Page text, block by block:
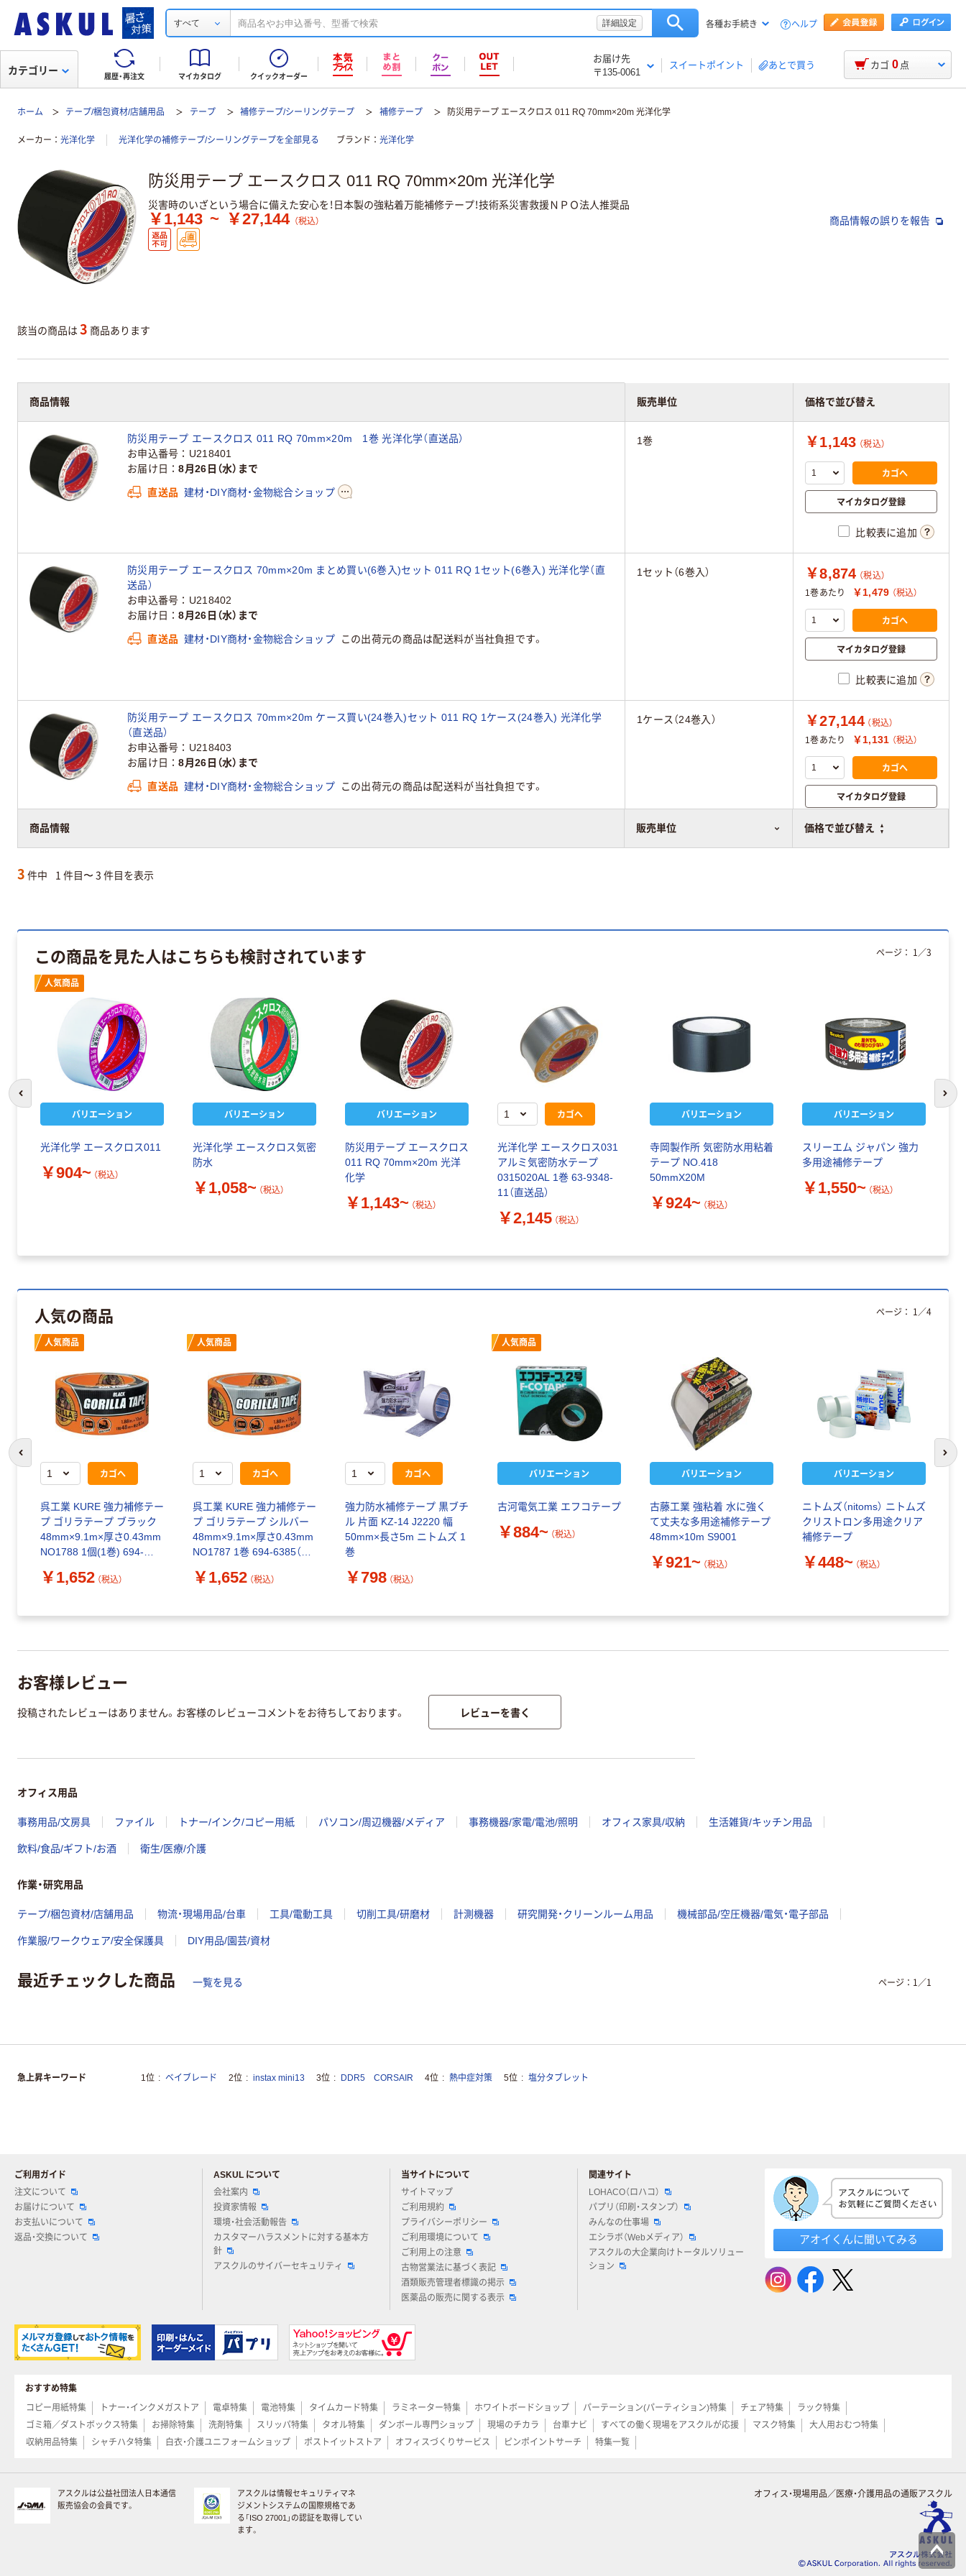
すべて 詳細設定 各種お手続き ヘルプ
履歴・再注文 マイカタログ クイックオーダー
お届け先
〒135-0061
スイートポイント あとで買う
カテゴリー カゴ 0 点
ホーム テープ/梱包資材/店舗用品 テープ 補修テープ/シーリングテープ 補修テープ 防災用テープ エースクロス 011 RQ 70mm×20m 光洋化学
メーカー 光洋化学 光洋化学の補修テープ/シーリングテープを全部見る ブランド 光洋化学
防災用テープ エースクロス 011 RQ 70mm×20m 光洋化学
災害時のいざという場合に備えた安心を！日本製の強粘着万能補修テープ！技術系災害救援ＮＰＯ法人推奨品
￥1,143 ~ ￥27,144 （税込） 商品情報の誤りを報告
該当の商品は 3 商品あります
商品情報 販売単位 価格で並び替え
商品情報 販売単位 価格で並び替え
防災用テープ エースクロス 011 RQ 70mm×20m 1巻 光洋化学（直送品）
お申込番号
U218401
お届け日
8月26日（水）まで
直送品 建材・DIY商材・金物総合ショップ
1巻 ￥1,143 （税込）
カゴへ
マイカタログ登録
比較表に追加
防災用テープ エースクロス 70mm×20m まとめ買い(6巻入)セット 011 RQ 1セット(6巻入) 光洋化学（直
送品）
お申込番号
U218402
お届け日
8月26日（水）まで
直送品 建材・DIY商材・金物総合ショップ この出荷元の商品は配送料が当社負担です。
1セット（6巻入） ￥8,874 （税込）
1巻あたり
￥1,479 （税込）
カゴへ
マイカタログ登録
比較表に追加
防災用テープ エースクロス 70mm×20m ケース買い(24巻入)セット 011 RQ 1ケース(24巻入) 光洋化学
（直送品）
お申込番号
U218403
お届け日
8月26日（水）まで
直送品 建材・DIY商材・金物総合ショップ この出荷元の商品は配送料が当社負担です。
1ケース（24巻入） ￥27,144 （税込）
1巻あたり
￥1,131 （税込）
カゴへ
マイカタログ登録
比較表に追加
3 件中 1 件目〜 3 件目を表示
この商品を見た人はこちらも検討されています
人気商品
バリエーション
光洋化学 エースクロス011
￥904~ （税込）
バリエーション
光洋化学 エースクロス気密
防水
￥1,058~ （税込）
バリエーション
防災用テープ エースクロス
011 RQ 70mm×20m 光洋
化学
￥1,143~ （税込）
カゴへ
光洋化学 エースクロス031
アルミ気密防水テープ
0315020AL 1巻 63-9348-
11（直送品）
￥2,145 （税込）
バリエーション
寺岡製作所 気密防水用粘着
テープ NO.418
50mmX20M
￥924~ （税込）
バリエーション
スリーエム ジャパン 強力
多用途補修テープ
￥1,550~ （税込）
ページ： 1 ／3
前のスライドへ 次
人気の商品
人気商品
カゴへ
呉工業 KURE 強力補修テー
プ ゴリラテープ ブラック
48mm×9.1m×厚さ0.43mm
NO1788 1個(1巻) 694-
￥1,652 （税込）
人気商品
カゴへ
呉工業 KURE 強力補修テー
プ ゴリラテープ シルバー
48mm×9.1m×厚さ0.43mm
NO1787 1巻 694-6385（直
￥1,652 （税込）
カゴへ
強力防水補修テープ 黒ブチ
ル 片面 KZ-14 J2220 幅
50mm×長さ5m ニトムズ 1
巻
￥798 （税込）
人気商品
バリエーション
古河電気工業 エフコテープ
￥884~ （税込）
バリエーション
古藤工業 強粘着 水に強く
て丈夫な多用途補修テープ
48mm×10m S9001
￥921~ （税込）
バリエーション
ニトムズ（nitoms） ニトムズ
クリストロン多用途クリア
補修テープ
￥448~ （税込）
ページ： 1 ／4
前のスライドへ 次
お客様レビュー
投稿されたレビューはありません。お客様のレビューコメントをお待ちしております。 レビューを書く
オフィス用品
事務用品/文房具 ファイル トナー/インク/コピー用紙 パソコン/周辺機器/メディア 事務機器/家電/電池/照明 オフィス家具/収納 生活雑貨/キッチン用品
飲料/食品/ギフト/お酒 衛生/医療/介護
作業・研究用品
テープ/梱包資材/店舗用品 物流・現場用品/台車 工具/電動工具 切削工具/研磨材 計測機器 研究開発・クリーンルーム用品 機械部品/空圧機器/電気・電子部品
作業服/ワークウェア/安全保護具 DIY用品/園芸/資材
最近チェックした商品 一覧を見る ページ： 1 ／1
急上昇キーワード 1位 ベイブレード 2位 instax mini13 3位 DDR5 CORSAIR 4位 熱中症対策 5位 塩分タブレット
ご利用ガイド
注文について
お届けについて
お支払いについて
返品・交換について
ASKUL について
会社案内
投資家情報
環境・社会活動報告
カスタマーハラスメントに対する基本方
針
アスクルのサイバーセキュリティ
当サイトについて
サイトマップ
ご利用規約
プライバシーポリシー
ご利用環境について
ご利用上の注意
古物営業法に基づく表記
酒類販売管理者標識の掲示
医薬品の販売に関する表示
関連サイト
LOHACO（ロハコ）
パプリ（印刷・スタンプ）
みんなの仕事場
エシラボ（Webメディア）
アスクルの大企業向けトータルソリュー
ション
アオイくんに聞いてみる
おすすめ特集
コピー用紙特集
トナー・インクメガストア 電卓特集 電池特集 タイムカード特集 ラミネーター特集 ホワイトボードショップ パーテーション(パーティション)特集 チェア特集
ラック特集
ゴミ箱／ダストボックス特集
お掃除特集 洗剤特集 スリッパ特集 タオル特集 ダンボール専門ショップ 現場のチカラ 台車ナビ すべての働く現場をアスクルが応援 マスク特集
大人用おむつ特集
収納用品特集
シャチハタ特集 白衣・介護ユニフォームショップ ポストイットストア オフィスづくりサービス ピンポイントサーチ 特集一覧
アスクルは公益社団法人日本通信
販売協会の会員です。
アスクルは情報セキュリティマネ
ジメントシステムの国際規格であ
る「ISO 27001」の認証を取得してい
ます。
オフィス・現場用品／医療・介護用品の通販アスクル